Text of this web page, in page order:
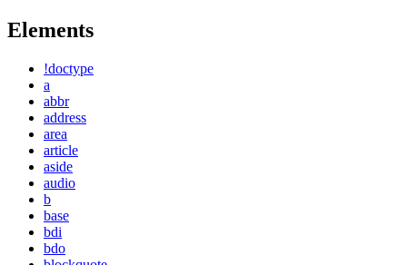
Elements
!doctype
a
abbr
address
area
article
aside
audio
b
base
bdi
bdo